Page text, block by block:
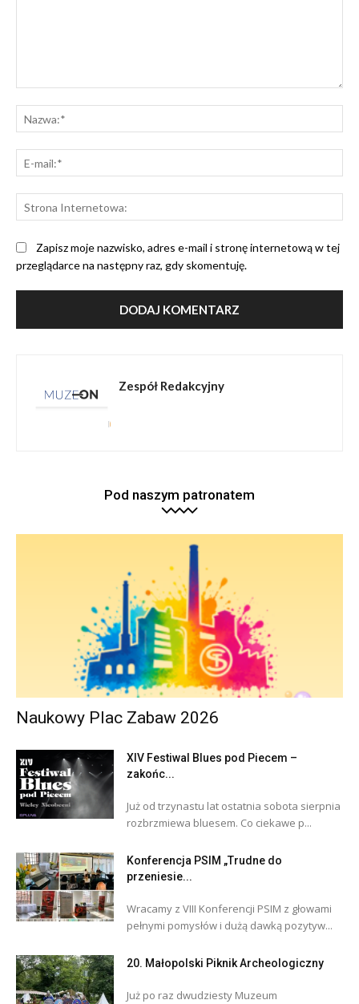
Zapisz moje nazwisko, adres e-mail i stronę internetową w tej
przeglądarce na następny raz, gdy skomentuję.
Zespół Redakcyjny
Pod naszym patronatem
Naukowy Plac Zabaw 2026
XIV Festiwal Blues pod Piecem –
zakońc...
Już od trzynastu lat ostatnia sobota sierpnia
rozbrzmiewa bluesem. Co ciekawe p...
Konferencja PSIM „Trudne do
przeniesie...
Wracamy z VIII Konferencji PSIM z głowami
pełnymi pomysłów i dużą dawką pozytyw...
20. Małopolski Piknik Archeologiczny
Już po raz dwudziesty Muzeum